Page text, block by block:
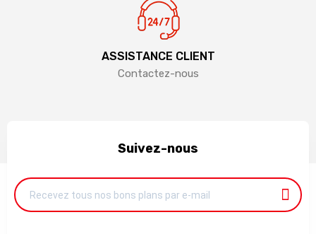
ASSISTANCE CLIENT
Contactez-nous
Suivez-nous